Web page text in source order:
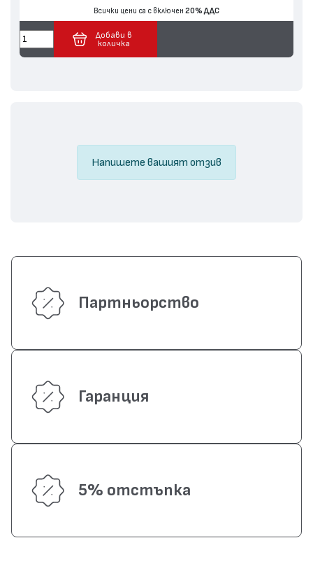
Всички цени са с включен 20% ДДС
Добави в
количка
Напишете вашият отзив
Партньорство
Гаранция
5% отстъпка